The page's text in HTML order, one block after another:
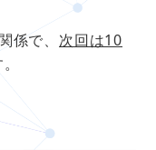
で、 次回は10